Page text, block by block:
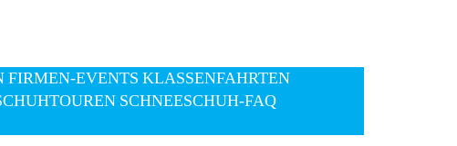
FIRMEN-EVENTS KLASSENFAHRTEN
SCHNEESCHUH-FAQ